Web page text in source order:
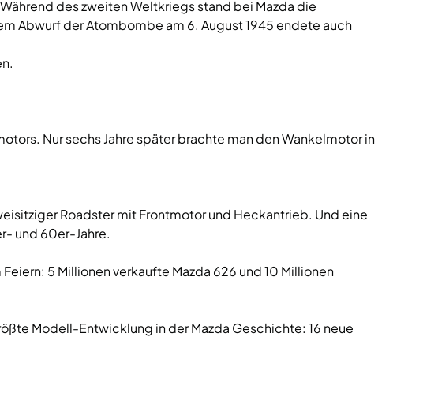
des zweiten Weltkriegs stand bei Mazda die
Abwurf der Atombombe am 6. August 1945 endete auch
Nur sechs Jahre später brachte man den Wankelmotor in
Roadster mit Frontmotor und Heckantrieb. Und eine
und 60er-Jahre.
5 Millionen verkaufte Mazda 626 und 10 Millionen
Modell-Entwicklung in der Mazda Geschichte: 16 neue